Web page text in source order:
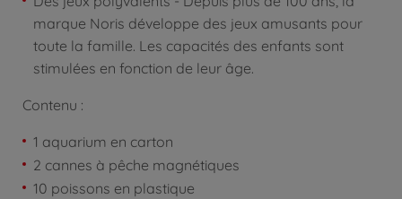
marque Noris développe des jeux amusants pour
toute la famille. Les capacités des enfants sont
stimulées en fonction de leur âge.
Contenu :
1 aquarium en carton
2 cannes à pêche magnétiques
10 poissons en plastique